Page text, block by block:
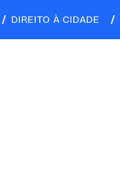
DIREITO À CIDADE